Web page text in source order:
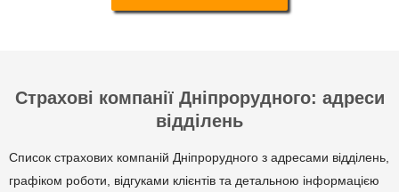
Страхові компанії Дніпрорудного: адреси
відділень
Список страхових компаній Дніпрорудного з адресами відділень,
графіком роботи, відгуками клієнтів та детальною інформацією